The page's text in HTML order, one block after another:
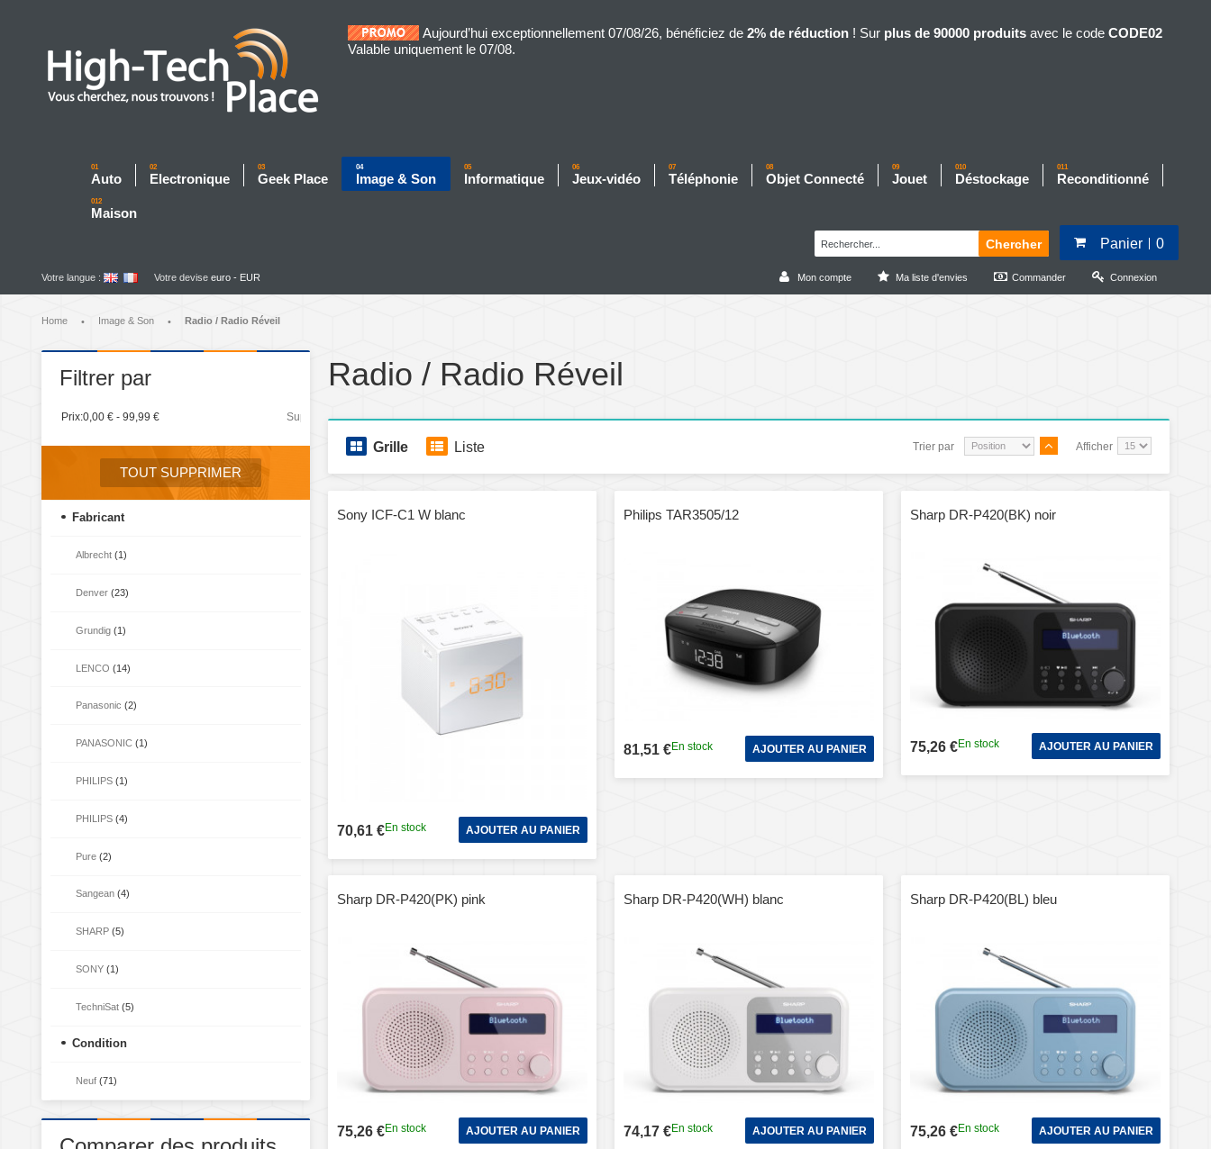
Aujourd’hui exceptionnellement 07/08/26, bénéficiez de 2% de réduction ! Sur plus de 90000 produits avec le code CODE02
Valable uniquement le 07/08.
01
Auto
02
Electronique
03
Geek Place
04
Image & Son
05
Informatique
06
Jeux-vidéo
07
Téléphonie
08
Objet Connecté
09
Jouet
010
Déstockage
011
Reconditionné
012
Maison
Panier
0
Chercher
Mon compte Ma liste d'envies Commander Connexion
Votre langue : Votre devise euro - EUR
Home • Image & Son • Radio / Radio Réveil
Radio / Radio Réveil
Grille Liste Afficher
Trier par
Sony ICF-C1 W blanc
70,61 €En stock AJOUTER AU PANIER
Philips TAR3505/12
81,51 €En stock AJOUTER AU PANIER
Sharp DR-P420(BK) noir
75,26 €En stock AJOUTER AU PANIER
Sharp DR-P420(PK) pink
75,26 €En stock AJOUTER AU PANIER
Sharp DR-P420(WH) blanc
74,17 €En stock AJOUTER AU PANIER
Sharp DR-P420(BL) bleu
75,26 €En stock AJOUTER AU PANIER
Filtrer par
Prix:0,00 € - 99,99 €
Supprimer
élément
TOUT SUPPRIMER
Fabricant
Albrecht (1)
Denver (23)
Grundig (1)
LENCO (14)
Panasonic (2)
PANASONIC (1)
PHILIPS (1)
PHILIPS (4)
Pure (2)
Sangean (4)
SHARP (5)
SONY (1)
TechniSat (5)
Condition
Neuf (71)